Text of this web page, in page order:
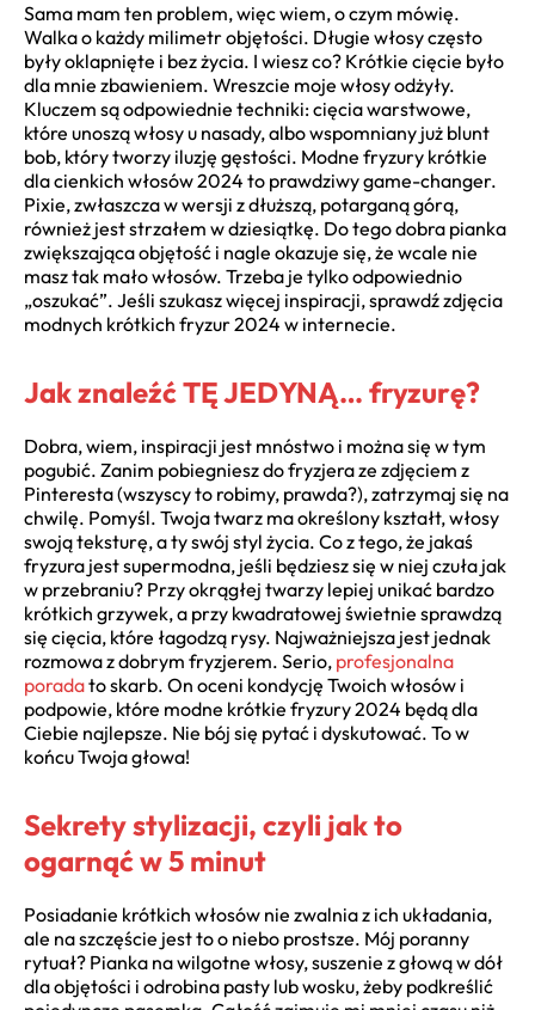
Sama mam ten problem, więc wiem, o czym mówię.
Walka o każdy milimetr objętości. Długie włosy często
były oklapnięte i bez życia. I wiesz co? Krótkie cięcie było
dla mnie zbawieniem. Wreszcie moje włosy odżyły.
Kluczem są odpowiednie techniki: cięcia warstwowe,
które unoszą włosy u nasady, albo wspomniany już blunt
bob, który tworzy iluzję gęstości. Modne fryzury krótkie
dla cienkich włosów 2024 to prawdziwy game-changer.
Pixie, zwłaszcza w wersji z dłuższą, potarganą górą,
również jest strzałem w dziesiątkę. Do tego dobra pianka
zwiększająca objętość i nagle okazuje się, że wcale nie
masz tak mało włosów. Trzeba je tylko odpowiednio
„oszukać”. Jeśli szukasz więcej inspiracji, sprawdź zdjęcia
modnych krótkich fryzur 2024 w internecie.
Jak znaleźć TĘ JEDYNĄ… fryzurę?
Dobra, wiem, inspiracji jest mnóstwo i można się w tym
pogubić. Zanim pobiegniesz do fryzjera ze zdjęciem z
Pinteresta (wszyscy to robimy, prawda?), zatrzymaj się na
chwilę. Pomyśl. Twoja twarz ma określony kształt, włosy
swoją teksturę, a ty swój styl życia. Co z tego, że jakaś
fryzura jest supermodna, jeśli będziesz się w niej czuła jak
w przebraniu? Przy okrągłej twarzy lepiej unikać bardzo
krótkich grzywek, a przy kwadratowej świetnie sprawdzą
się cięcia, które łagodzą rysy. Najważniejsza jest jednak
rozmowa z dobrym fryzjerem. Serio, profesjonalna
poradato skarb. On oceni kondycję Twoich włosów i
podpowie, które modne krótkie fryzury 2024 będą dla
Ciebie najlepsze. Nie bój się pytać i dyskutować. To w
końcu Twoja głowa!
Sekrety stylizacji, czyli jak to
ogarnąć w 5 minut
Posiadanie krótkich włosów nie zwalnia z ich układania,
ale na szczęście jest to o niebo prostsze. Mój poranny
rytuał? Pianka na wilgotne włosy, suszenie z głową w dół
dla objętości i odrobina pasty lub wosku, żeby podkreślić